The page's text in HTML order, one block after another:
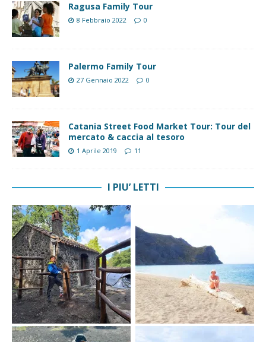
Ragusa Family Tour
8 Febbraio 2022 0
Palermo Family Tour
27 Gennaio 2022 0
Catania Street Food Market Tour: Tour del
mercato & caccia al tesoro
1 Aprile 2019 11
I PIU’ LETTI